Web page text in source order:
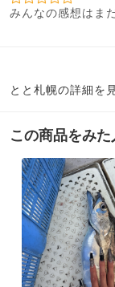
みんなの感想はま
とと札幌の詳細を
この商品をみ